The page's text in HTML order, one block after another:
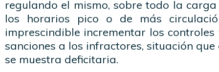
regulando el mismo, sobre todo la
los horarios pico o de más
imprescindible incrementar los
sanciones a los infractores, situación
se muestra deficitaria.